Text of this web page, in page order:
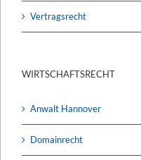
Vertragsrecht
WIRTSCHAFTSRECHT
Anwalt Hannover
Domainrecht